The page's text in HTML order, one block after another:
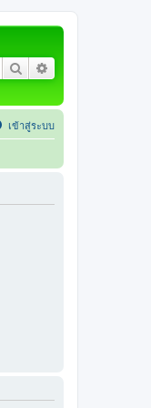
ค้นหา
เข้าสู่ระบบ